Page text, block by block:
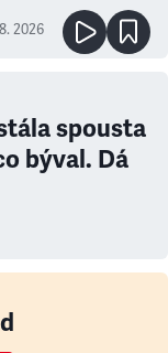
2026
spousta
býval. Dá